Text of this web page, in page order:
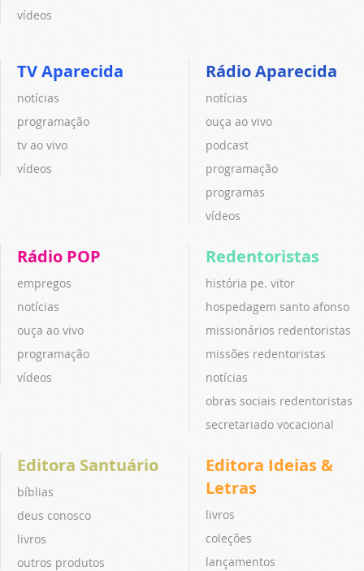
vídeos
TV Aparecida
notícias
programação
tv ao vivo
vídeos
Rádio Aparecida
notícias
ouça ao vivo
podcast
programação
programas
vídeos
Rádio POP
empregos
notícias
ouça ao vivo
programação
vídeos
Redentoristas
história pe. vitor
hospedagem santo afonso
missionários redentoristas
missões redentoristas
notícias
obras sociais redentoristas
secretariado vocacional
Editora Santuário
bíblias
deus conosco
livros
outros produtos
Editora Ideias &
Letras
livros
coleções
lançamentos